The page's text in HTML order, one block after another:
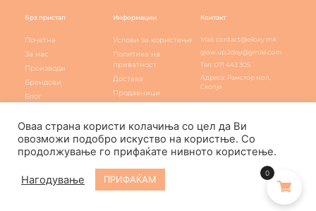
Брз пристап
Почетна
За нас
Производи
Брендови
Блог
Информации
Услови за користење
Политика на
приватност
Достава
Продавници
Контакт
Mail: contact@elloxy.mk
glow.up.2day@gmail.com
Тел: 071 443 305
Адреса: Рамстор мол,
Скопје
Elloxy Cosmetic © All rights reserved
Оваа страна користи колачиња со цел да Ви
овозможи подобро искуство на користње. Со
продолжување го прифаќате нивното користење.
Нагодување ПРИФАЌАМ
0